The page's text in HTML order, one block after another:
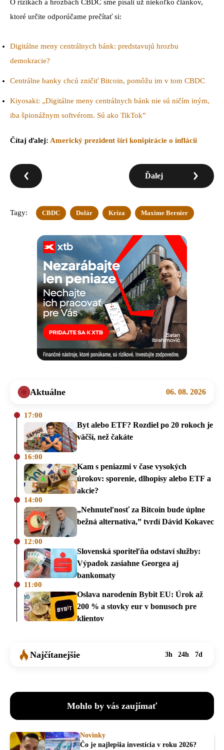
O rizikách a hrozbách CBDC sme písali už niekoľko článkov,
ktoré určite odporúčame prečítať si:
Digitálne meny centrálnych bánk: predstavujú hrozbu
demokracie?
Centrálne banky chcú zničiť Bitcoin, pomôžu im v tom CBDC
Kiyosaki: „Digitálne meny centrálnych bánk nie sú ničím iným,
iba špionážnym softvérom. Sú ako TikTok”
Čítaj ďalej: Americký prezident šíri konšpirácie o inflácii
Ďalej
Tagy: CBDC Dolár Kríza Maxime Bernier
Aktuálne 06. 08. 2026
17:00
Byt alebo ETF? Rozdiel po 20 rokoch je
väčší, než čakáte
16:00
Kam s peniazmi v čase vysokých
úrokov: sporenie, dlhopisy alebo ETF a
akcie?
14:00
„Nehnuteľnosť za Bitcoin bude úplne
bežná alternatíva,” tvrdí Dávid Kokavec
12:00
Slovenská sporiteľňa odstaví služby:
Výpadok zasiahne Georgea aj
bankomaty
11:00
Oslava narodenín Bybit EU: Úrok až
200 % a stovky eur v bonusoch pre
klientov
Najčítanejšie 3h 24h 7d
Mohlo by vás zaujímať
Novinky
Čo je najlepšia investícia v roku 2026?